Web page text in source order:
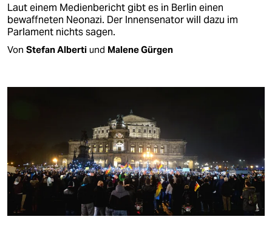
Laut einem Medienbericht gibt es in Berlin einen
bewaffneten Neonazi. Der Innensenator will dazu im
Parlament nichts sagen.
Von Stefan Alberti und Malene Gürgen